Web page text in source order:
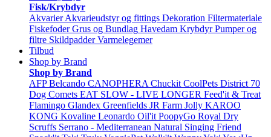
Fisk/Krybdyr
Akvarier Akvarieudstyr og fittings Dekoration Filtermateriale
Fiskefoder Grus og Bundlag Havedam Krybdyr Pumper og
filtre Skildpadder Varmelegemer
Tilbud
Shop by Brand
Shop by Brand
AFP Belcando CANOPHERA Chuckit CoolPets District 70
Dog Comets EAT SLOW - LIVE LONGER Feed'it & Treat
Flamingo Glandex Greenfields JR Farm Jolly KAROO
KONG Kovaline Leonardo Oil'it PoopyGo Royal Dry
Scruffs Serrano - Mediterranean Natural Singing Friend